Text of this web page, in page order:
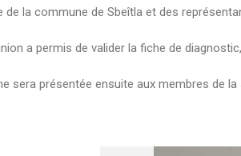
de la commune de Sbeîtla et des
a permis de valider la fiche de
sera présentée ensuite aux membres de